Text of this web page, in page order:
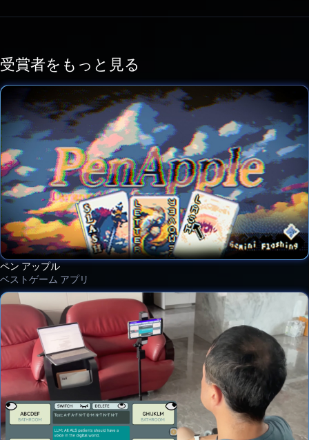
受賞者をもっと見る
ペン アップル
ベストゲーム アプリ